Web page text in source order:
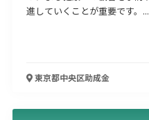
進していくことが重要です。...
東京都中央区助成金